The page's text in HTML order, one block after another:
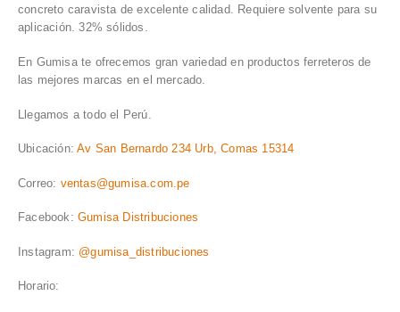
concreto caravista de excelente calidad. Requiere solvente para su
aplicación. 32% sólidos.
En Gumisa te ofrecemos gran variedad en productos ferreteros de
las mejores marcas en el mercado.
Llegamos a todo el Perú.
Ubicación:Av San Bernardo 234 Urb, Comas 15314
Correo: ventas@gumisa.com.pe
Facebook: Gumisa Distribuciones
Instagram: @gumisa_distribuciones
Horario: